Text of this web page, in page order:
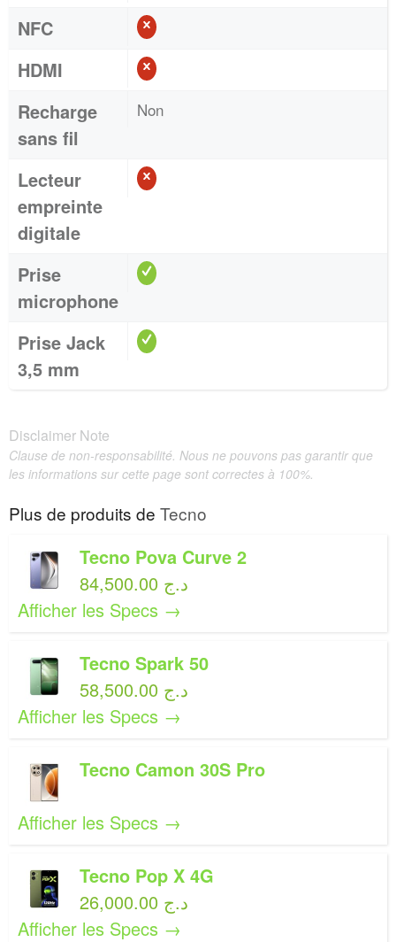
NFC
HDMI
Recharge
sans fil
Non
Lecteur
empreinte
digitale
Prise
microphone
Prise Jack
3,5 mm
Disclaimer Note
Clause de non-responsabilité. Nous ne pouvons pas garantir que
les informations sur cette page sont correctes à 100%.
Plus de produits de Tecno
Tecno Pova Curve 2
84,500.00 د.ج
Afficher les Specs →
Tecno Spark 50
58,500.00 د.ج
Afficher les Specs →
Tecno Camon 30S Pro
Afficher les Specs →
Tecno Pop X 4G
26,000.00 د.ج
Afficher les Specs →